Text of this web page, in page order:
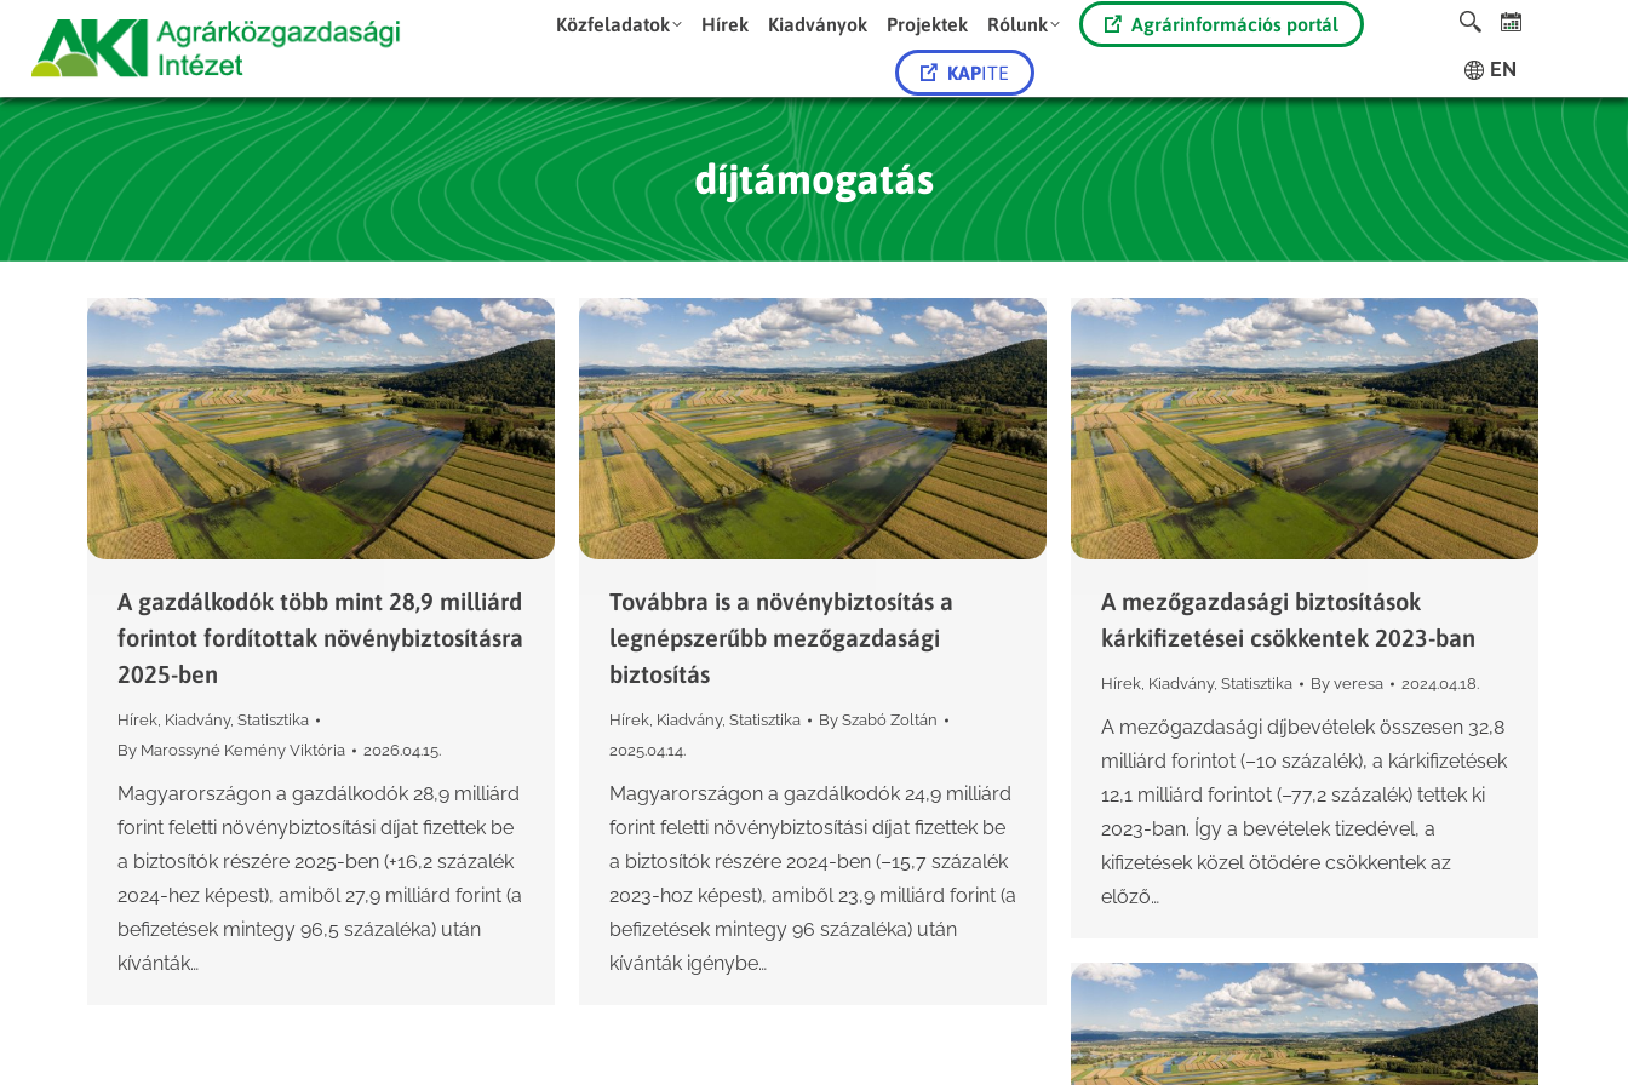
Közfeladatok Hírek Kiadványok Projektek Rólunk Agrárinformációs portál
KAPITE EN
díjtámogatás
A gazdálkodók több mint 28,9 milliárd
forintot fordítottak növénybiztosításra
2025-ben
Hírek, Kiadvány, Statisztika
By Marossyné Kemény Viktória 2026.04.15.
Magyarországon a gazdálkodók 28,9 milliárd
forint feletti növénybiztosítási díjat fizettek be
a biztosítók részére 2025-ben (+16,2 százalék
2024-hez képest), amiből 27,9 milliárd forint (a
befizetések mintegy 96,5 százaléka) után
kívánták…
Továbbra is a növénybiztosítás a
legnépszerűbb mezőgazdasági
biztosítás
Hírek, Kiadvány, Statisztika By Szabó Zoltán
2025.04.14.
Magyarországon a gazdálkodók 24,9 milliárd
forint feletti növénybiztosítási díjat fizettek be
a biztosítók részére 2024-ben (–15,7 százalék
2023-hoz képest), amiből 23,9 milliárd forint (a
befizetések mintegy 96 százaléka) után
kívánták igénybe…
A mezőgazdasági biztosítások
kárkifizetései csökkentek 2023-ban
Hírek, Kiadvány, Statisztika By veresa 2024.04.18.
A mezőgazdasági díjbevételek összesen 32,8
milliárd forintot (–10 százalék), a kárkifizetések
12,1 milliárd forintot (–77,2 százalék) tettek ki
2023-ban. Így a bevételek tizedével, a
kifizetések közel ötödére csökkentek az
előző…